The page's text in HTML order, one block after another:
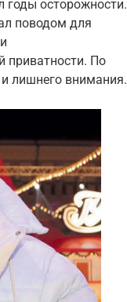
годы осторожности.
поводом для
приватности. По
лишнего внимания.